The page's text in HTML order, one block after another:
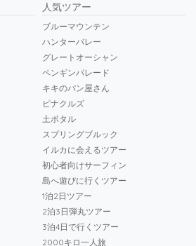
人気ツアー
ブルーマウンテン
ハンターバレー
グレートオーシャン
ペンギンパレード
キキのパン屋さん
ピナクルズ
土ボタル
スプリングブルック
イルカに会えるツアー
初心者向けサーフィン
島へ遊びに行くツアー
1泊2日ツアー
2泊3日弾丸ツアー
3泊4日で行くツアー
2000キロ一人旅